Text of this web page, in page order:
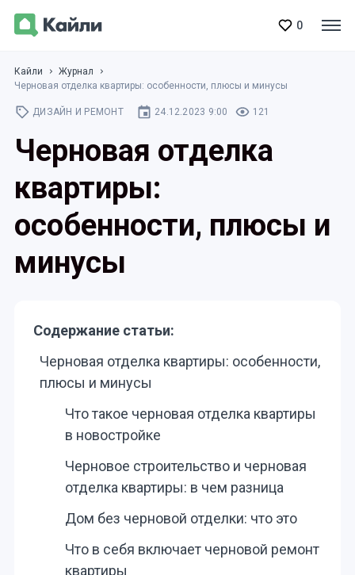
0
Кайли
Журнал
Черновая отделка квартиры: особенности, плюсы и минусы
ДИЗАЙН И РЕМОНТ 24.12.2023 9:00 121
Черновая отделка
квартиры:
особенности, плюсы и
минусы
Содержание статьи:
Черновая отделка квартиры: особенности,
плюсы и минусы
Что такое черновая отделка квартиры
в новостройке
Черновое строительство и черновая
отделка квартиры: в чем разница
Дом без черновой отделки: что это
Что в себя включает черновой ремонт
квартиры